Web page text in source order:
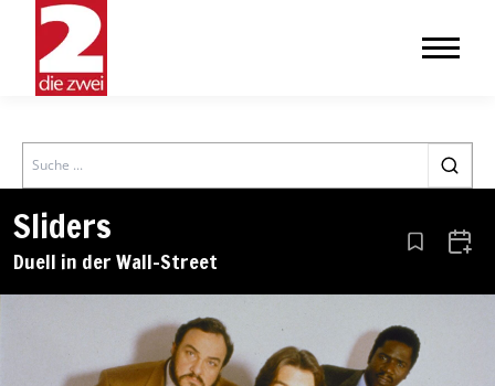
Search
Sliders
Duell in der Wall-Street Aus den